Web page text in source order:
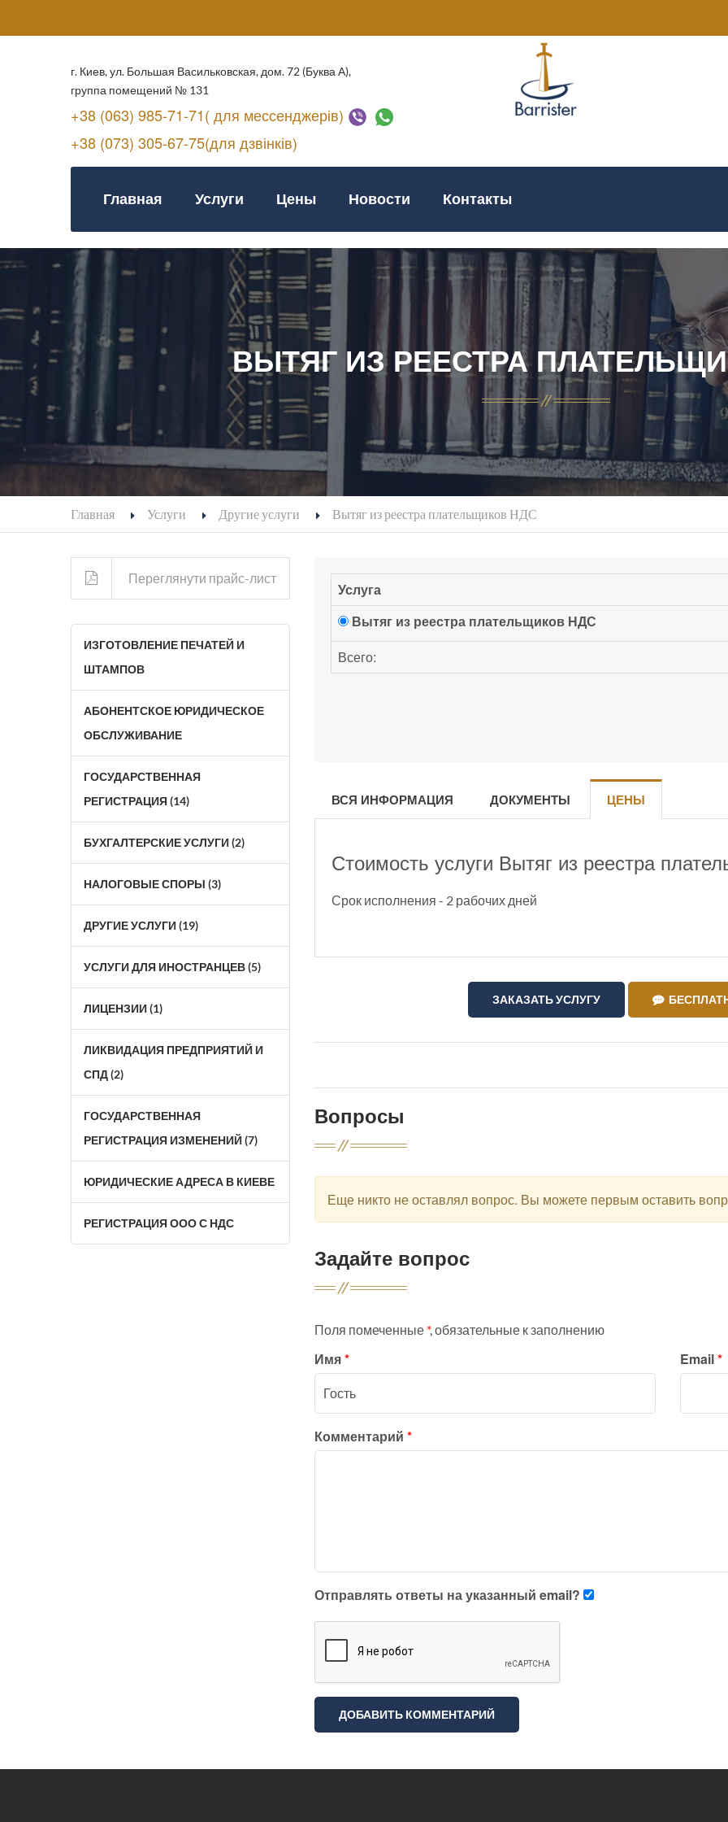
г. Киев, ул. Большая Васильковская, дом. 72 (Буква А),
группа помещений № 131
+38 (063) 985-71-71( для мессенджерів)
+38 (073) 305-67-75(для дзвінків)
Главная Услуги Цены Новости Контакты
ВЫТЯГ ИЗ РЕЕСТРА
Главная Услуги Другие услуги Вытяг из реестра плательщиков НДС
Переглянути прайс-лист
ИЗГОТОВЛЕНИЕ ПЕЧАТЕЙ И
ШТАМПОВ
АБОНЕНТСКОЕ ЮРИДИЧЕСКОЕ
ОБСЛУЖИВАНИЕ
ГОСУДАРСТВЕННАЯ
РЕГИСТРАЦИЯ (14)
БУХГАЛТЕРСКИЕ УСЛУГИ (2)
НАЛОГОВЫЕ СПОРЫ (3)
ДРУГИЕ УСЛУГИ (19)
УСЛУГИ ДЛЯ ИНОСТРАНЦЕВ (5)
ЛИЦЕНЗИИ (1)
ЛИКВИДАЦИЯ ПРЕДПРИЯТИЙ И
СПД (2)
ГОСУДАРСТВЕННАЯ
РЕГИСТРАЦИЯ ИЗМЕНЕНИЙ (7)
ЮРИДИЧЕСКИЕ АДРЕСА В КИЕВЕ
РЕГИСТРАЦИЯ ООО С НДС
Услуга
Вытяг из реестра плательщиков НДС
Всего:
ВСЯ ИНФОРМАЦИЯ ДОКУМЕНТЫ ЦЕНЫ
Стоимость услуги Вытяг из реестра
Срок исполнения - 2 рабочих дней
ЗАКАЗАТЬ УСЛУГУ
Вопросы
Еще никто не оставлял вопрос. Вы можете первым оставить
Задайте вопрос
Поля помеченные *, обязательные к заполнению
Имя* Email*
Комментарий *
Отправлять ответы на указанный email?